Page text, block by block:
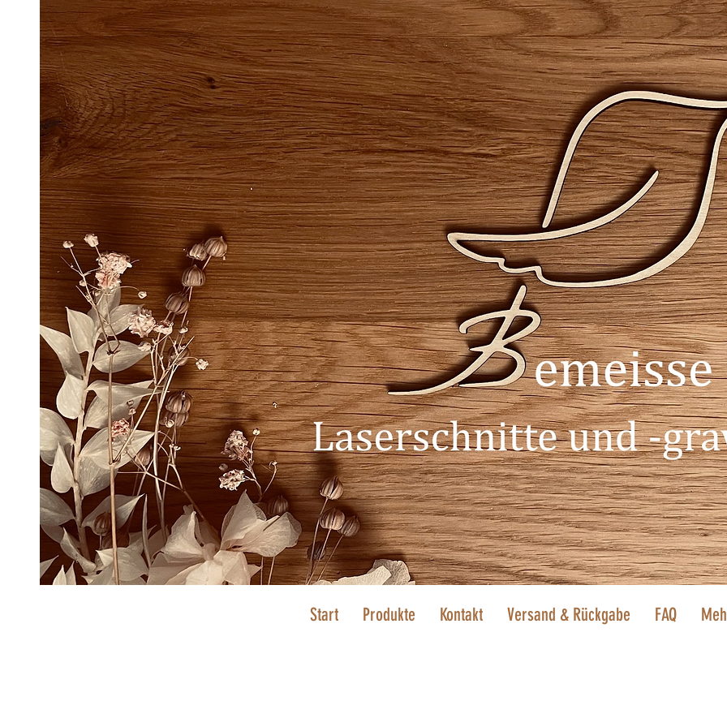
Start Produkte Kontakt Versand & Rückgabe FAQ